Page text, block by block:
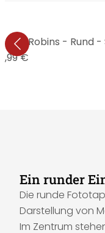
Robins - Rund
€
Ein runder
Die runde
Darstellung von
Im Zentrum